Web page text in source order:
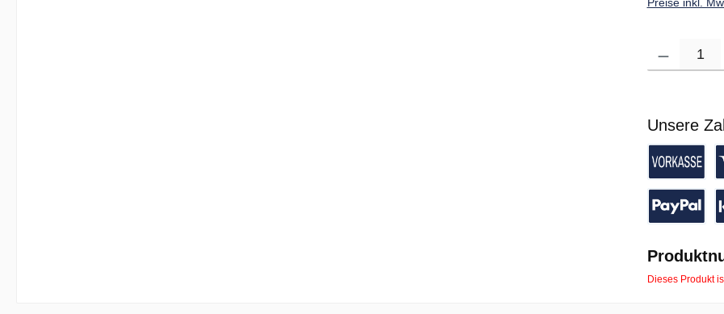
Unsere
Vorkasse
Dieses Produkt